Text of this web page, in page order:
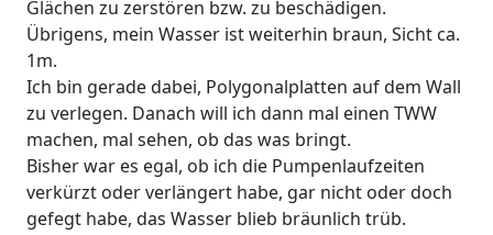
Glächen zu zerstören bzw. zu beschädigen.
Übrigens, mein Wasser ist weiterhin braun, Sicht ca.
1m.
Ich bin gerade dabei, Polygonalplatten auf dem Wall
zu verlegen. Danach will ich dann mal einen TWW
machen, mal sehen, ob das was bringt.
Bisher war es egal, ob ich die Pumpenlaufzeiten
verkürzt oder verlängert habe, gar nicht oder doch
gefegt habe, das Wasser blieb bräunlich trüb.